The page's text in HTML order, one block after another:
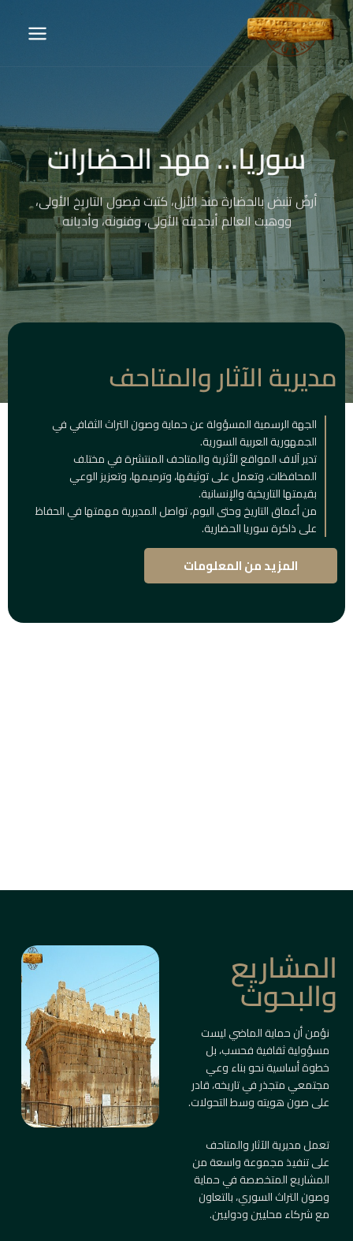
سوريا… مهد الحضارات
أرضٌ تنبض بالحضارة منذ الأزل، كتبت فصول التاريخ الأولى،
ووهبت العالم أبجديته الأولى، وفنونه، وأديانه
مديرية الآثار والمتاحف
الجهة الرسمية المسؤولة عن حماية وصون التراث الثقافي في
الجمهورية العربية السورية.
تدير آلاف المواقع الأثرية والمتاحف المنتشرة في مختلف
المحافظات، وتعمل على توثيقها، وترميمها، وتعزيز الوعي
بقيمتها التاريخية والإنسانية.
من أعماق التاريخ وحتى اليوم، تواصل المديرية مهمتها في الحفاظ
على ذاكرة سوريا الحضارية.
المزيد من المعلومات
المشاريع
والبحوث
نؤمن أن حماية الماضي ليست
مسؤولية ثقافية فحسب، بل
خطوة أساسية نحو بناء وعي
مجتمعي متجذر في تاريخه، قادر
على صون هويته وسط التحولات.
تعمل مديرية الآثار والمتاحف
على تنفيذ مجموعة واسعة من
المشاريع المتخصصة في حماية
وصون التراث السوري، بالتعاون
مع شركاء محليين ودوليين.